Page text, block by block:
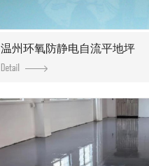
温州环氧防静电自流平地坪